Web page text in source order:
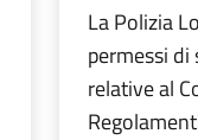
La Polizia
permessi
relative al